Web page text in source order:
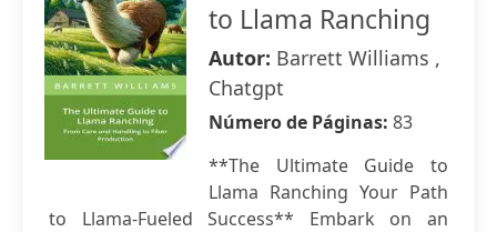
to Llama Ranching
Autor: Barrett Williams ,
Chatgpt
Número de Páginas: 83
**The Ultimate Guide to
Llama Ranching Your Path
to Llama-Fueled Success** Embark on an